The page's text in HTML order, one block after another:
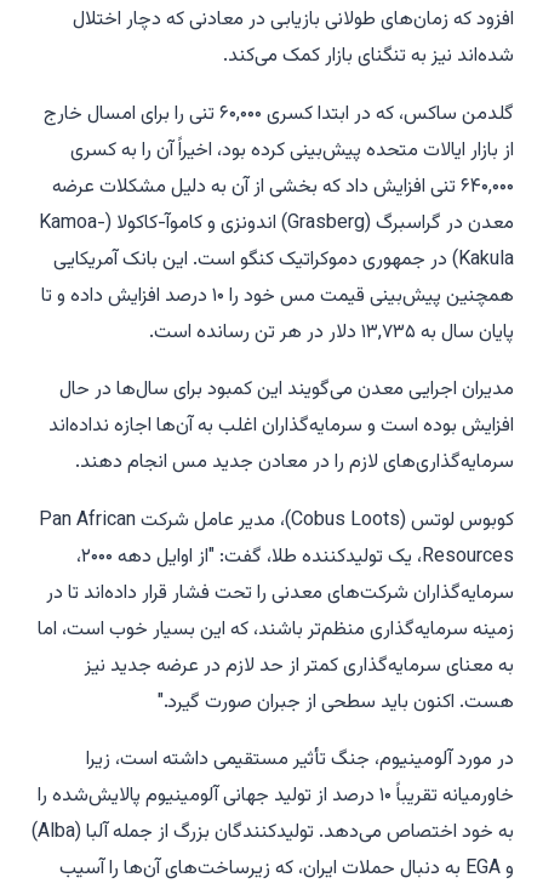
افزود که زمان‌های طولانی بازیابی در معادنی که دچار اختلال
شده‌اند نیز به تنگنای بازار کمک می‌کند.
گلدمن ساکس، که در ابتدا کسری ۶۰,۰۰۰ تنی را برای امسال خارج
از بازار ایالات متحده پیش‌بینی کرده بود، اخیراً آن را به کسری
۶۴۰,۰۰۰ تنی افزایش داد که بخشی از آن به دلیل مشکلات عرضه
معدن در گراسبرگ (Grasberg) اندونزی و کاموآ-کاکولا (Kamoa-
Kakula) در جمهوری دموکراتیک کنگو است. این بانک آمریکایی
همچنین پیش‌بینی قیمت مس خود را ۱۰ درصد افزایش داده و تا
پایان سال به ۱۳,۷۳۵ دلار در هر تن رسانده است.
مدیران اجرایی معدن می‌گویند این کمبود برای سال‌ها در حال
افزایش بوده است و سرمایه‌گذاران اغلب به آن‌ها اجازه نداده‌اند
سرمایه‌گذاری‌های لازم را در معادن جدید مس انجام دهند.
کوبوس لوتس (Cobus Loots)، مدیر عامل شرکت Pan African
Resources، یک تولیدکننده طلا، گفت: "از اوایل دهه ۲۰۰۰،
سرمایه‌گذاران شرکت‌های معدنی را تحت فشار قرار داده‌اند تا در
زمینه سرمایه‌گذاری منظم‌تر باشند، که این بسیار خوب است، اما
به معنای سرمایه‌گذاری کمتر از حد لازم در عرضه جدید نیز
هست. اکنون باید سطحی از جبران صورت گیرد."
در مورد آلومینیوم، جنگ تأثیر مستقیمی داشته است، زیرا
خاورمیانه تقریباً ۱۰ درصد از تولید جهانی آلومینیوم پالایش‌شده را
به خود اختصاص می‌دهد. تولیدکنندگان بزرگ از جمله آلبا (Alba)
و EGA به دنبال حملات ایران، که زیرساخت‌های آن‌ها را آسیب